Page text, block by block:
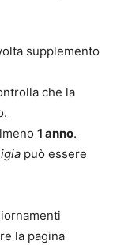
supplemento
che la
1 anno.
può essere
la pagina